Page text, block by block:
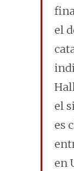
el
el
es
en